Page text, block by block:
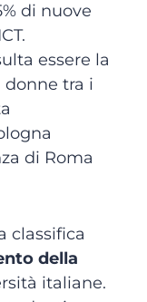
di nuove
essere la
tra i
di Roma
classifica
della
italiane.